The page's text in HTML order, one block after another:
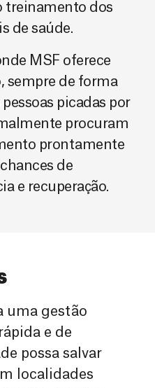
treinamento dos
de saúde.
MSF oferece
sempre de forma
picadas por
procuram
prontamente
de
e recuperação.
uma gestão
e de
possa salvar
localidades